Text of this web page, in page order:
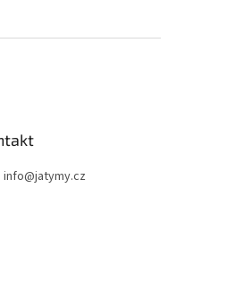
info@jatymy.cz